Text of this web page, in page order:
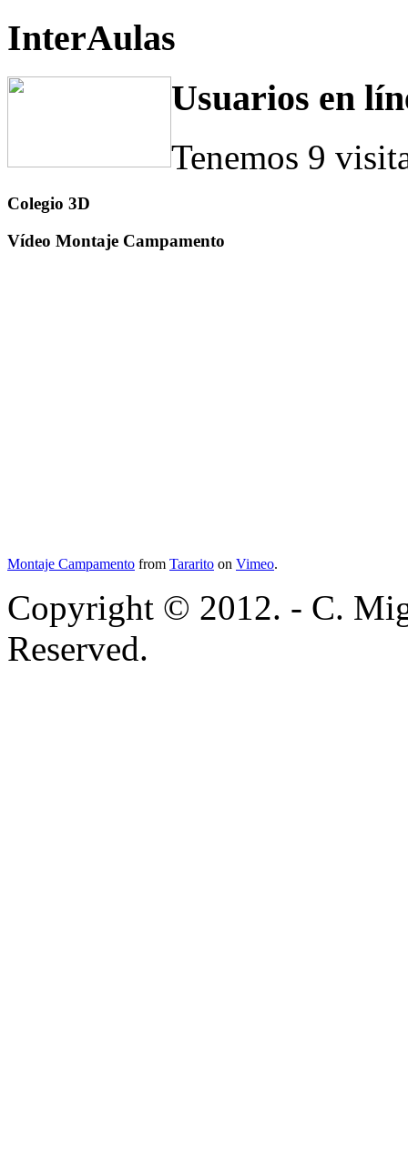
InterAulas
Usuarios en
Tenemos 9
Colegio 3D
Vídeo Montaje Campamento
Montaje Campamento from Tararito on Vimeo.
Copyright © 2012. - C.
Reserved.